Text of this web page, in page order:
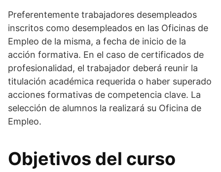
Preferentemente trabajadores desempleados
inscritos como desempleados en las Oficinas de
Empleo de la misma, a fecha de inicio de la
acción formativa. En el caso de certificados de
profesionalidad, el trabajador deberá reunir la
titulación académica requerida o haber superado
acciones formativas de competencia clave. La
selección de alumnos la realizará su Oficina de
Empleo.
Objetivos del curso